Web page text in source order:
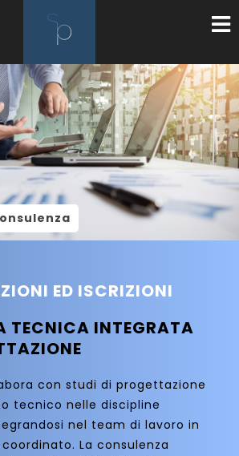
ED ISCRIZIONI
TECNICA INTEGRATA
con studi di progettazione
tecnico nelle discipline
nel team di lavoro in
La consulenza